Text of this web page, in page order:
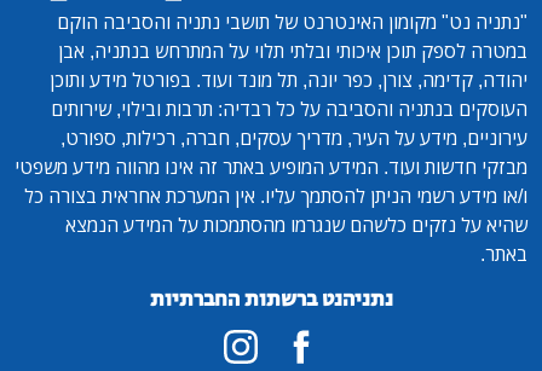
"נתניה נט" מקומון האינטרנט של תושבי נתניה והסביבה הוקם
במטרה לספק תוכן איכותי ובלתי תלוי על המתרחש בנתניה, אבן
יהודה, קדימה, צורן, כפר יונה, תל מונד ועוד. בפורטל מידע ותוכן
העוסקים בנתניה והסביבה על כל רבדיה: תרבות ובילוי, שירותים
עירוניים, מידע על העיר, מדריך עסקים, חברה, רכילות, ספורט,
מבזקי חדשות ועוד. המידע המופיע באתר זה אינו מהווה מידע משפטי
ו/או מידע רשמי הניתן להסתמך עליו. אין המערכת אחראית בצורה כל
שהיא על נזקים כלשהם שנגרמו מהסתמכות על המידע הנמצא
באתר.
נתניהנט ברשתות החברתיות